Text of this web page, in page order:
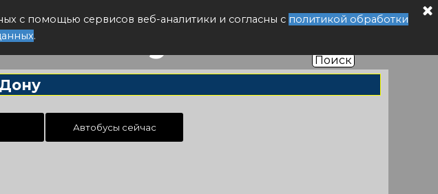
с помощью сервисов веб-аналитики и согласны с политикой обработки
. РФПоиск
Автобусы сейчас